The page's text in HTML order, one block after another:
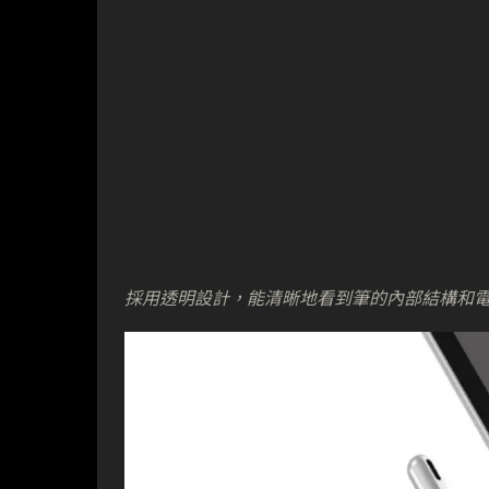
採用透明設計，能清晰地看到筆的內部結構和